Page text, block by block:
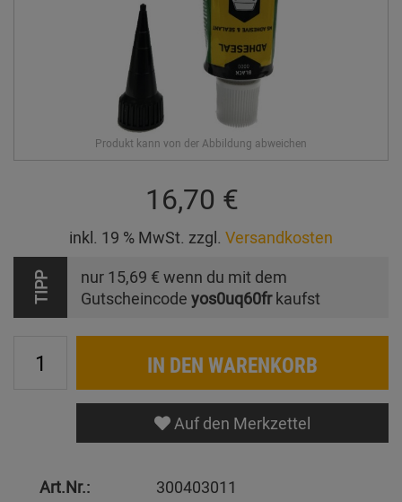
16,70 €
inkl. 19 % MwSt. zzgl. Versandkosten
TIPP nur 15,69 € wenn du mit dem
Gutscheincode yos0uq60frkaufst
IN DEN WARENKORB
Auf den Merkzettel
Art.Nr.:
300403011